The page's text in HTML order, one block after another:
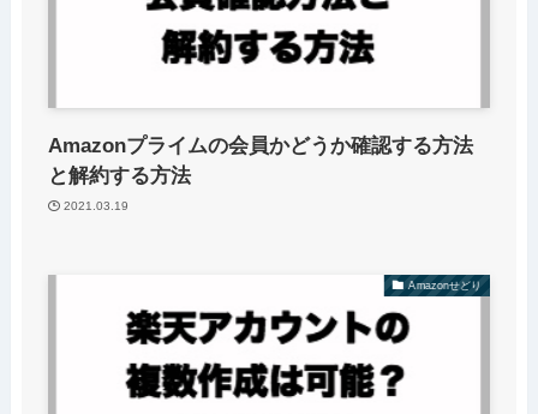
Amazonプライムの会員かどうか確認する方法
と解約する方法
2021.03.19
Amazonせどり